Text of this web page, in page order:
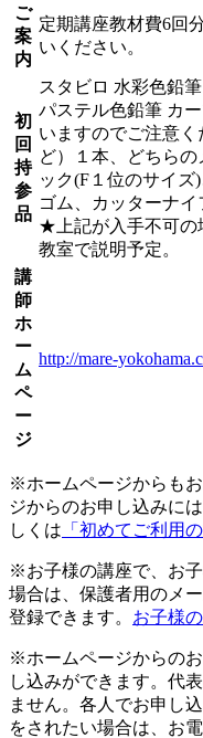
ご
案
内
定期講座教材費6回
いください。
初
回
持
参
品
スタビロ 水彩色鉛
パステル色鉛筆 カ
いますのでご注意
ど）１本、どちら
ック(F１位のサイ
ゴム、カッターナ
★上記が入手不可の
教室で説明予定。
講
師
ホ
ー
ム
ペ
ー
ジ
http://mare-
※ホームページからも
ジからのお申し込みに
しくは 「初めてご利用の
※お子様の講座で、お
場合は、保護者用のメ
登録できます。 お子様
※ホームページからの
し込みができます。代
ません。各人でお申し
をされたい場合は、お